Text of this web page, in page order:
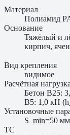
Материал
Полиамид
Основание
Тяжёлый и
кирпич,
Вид крепления
видимое
Расчётная
Бетон B25:
B5: 1,0 кН
Установочные
S_min=50
ТС